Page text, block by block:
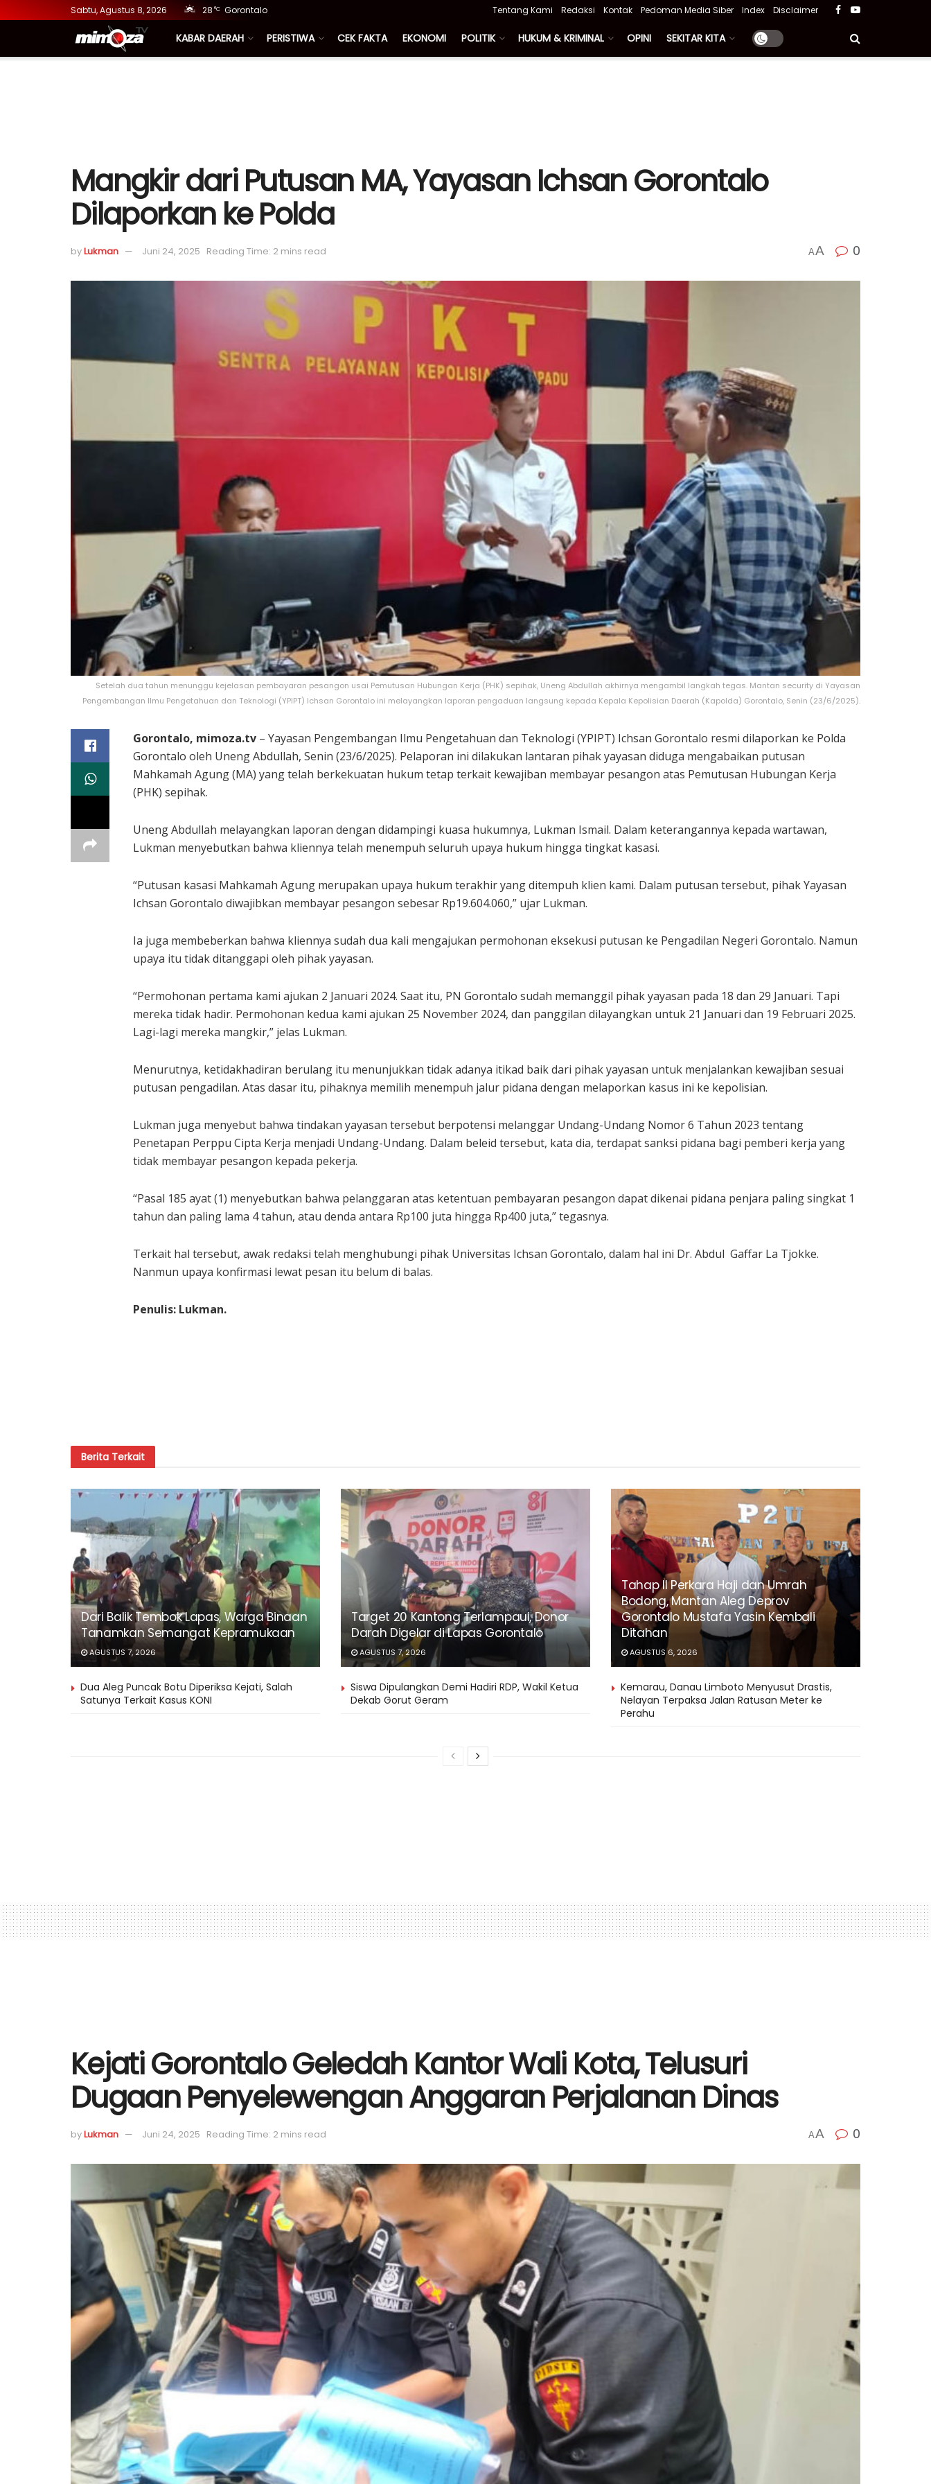
Sabtu, Agustus 8, 2026 28 °C Gorontalo Tentang Kami Redaksi Kontak Pedoman Media Siber Index Disclaimer
KABAR DAERAH PERISTIWA CEK FAKTA EKONOMI POLITIK HUKUM & KRIMINAL OPINI SEKITAR KITA
Mangkir dari Putusan MA, Yayasan Ichsan Gorontalo
Dilaporkan ke Polda
byLukman Juni 24, 2025 Reading Time: 2 mins read AA 0
Setelah dua tahun menunggu kejelasan pembayaran pesangon usai Pemutusan Hubungan Kerja (PHK) sepihak, Uneng Abdullah akhirnya mengambil langkah tegas. Mantan security di Yayasan
Pengembangan Ilmu Pengetahuan dan Teknologi (YPIPT) Ichsan Gorontalo ini melayangkan laporan pengaduan langsung kepada Kepala Kepolisian Daerah (Kapolda) Gorontalo, Senin (23/6/2025).
Gorontalo, mimoza.tv – Yayasan Pengembangan Ilmu Pengetahuan dan Teknologi (YPIPT) Ichsan Gorontalo resmi dilaporkan ke Polda
Gorontalo oleh Uneng Abdullah, Senin (23/6/2025). Pelaporan ini dilakukan lantaran pihak yayasan diduga mengabaikan putusan
Mahkamah Agung (MA) yang telah berkekuatan hukum tetap terkait kewajiban membayar pesangon atas Pemutusan Hubungan Kerja
(PHK) sepihak.
Uneng Abdullah melayangkan laporan dengan didampingi kuasa hukumnya, Lukman Ismail. Dalam keterangannya kepada wartawan,
Lukman menyebutkan bahwa kliennya telah menempuh seluruh upaya hukum hingga tingkat kasasi.
“Putusan kasasi Mahkamah Agung merupakan upaya hukum terakhir yang ditempuh klien kami. Dalam putusan tersebut, pihak Yayasan
Ichsan Gorontalo diwajibkan membayar pesangon sebesar Rp19.604.060,” ujar Lukman.
Ia juga membeberkan bahwa kliennya sudah dua kali mengajukan permohonan eksekusi putusan ke Pengadilan Negeri Gorontalo. Namun
upaya itu tidak ditanggapi oleh pihak yayasan.
“Permohonan pertama kami ajukan 2 Januari 2024. Saat itu, PN Gorontalo sudah memanggil pihak yayasan pada 18 dan 29 Januari. Tapi
mereka tidak hadir. Permohonan kedua kami ajukan 25 November 2024, dan panggilan dilayangkan untuk 21 Januari dan 19 Februari 2025.
Lagi-lagi mereka mangkir,” jelas Lukman.
Menurutnya, ketidakhadiran berulang itu menunjukkan tidak adanya itikad baik dari pihak yayasan untuk menjalankan kewajiban sesuai
putusan pengadilan. Atas dasar itu, pihaknya memilih menempuh jalur pidana dengan melaporkan kasus ini ke kepolisian.
Lukman juga menyebut bahwa tindakan yayasan tersebut berpotensi melanggar Undang-Undang Nomor 6 Tahun 2023 tentang
Penetapan Perppu Cipta Kerja menjadi Undang-Undang. Dalam beleid tersebut, kata dia, terdapat sanksi pidana bagi pemberi kerja yang
tidak membayar pesangon kepada pekerja.
“Pasal 185 ayat (1) menyebutkan bahwa pelanggaran atas ketentuan pembayaran pesangon dapat dikenai pidana penjara paling singkat 1
tahun dan paling lama 4 tahun, atau denda antara Rp100 juta hingga Rp400 juta,” tegasnya.
Terkait hal tersebut, awak redaksi telah menghubungi pihak Universitas Ichsan Gorontalo, dalam hal ini Dr. Abdul Gaffar La Tjokke.
Nanmun upaya konfirmasi lewat pesan itu belum di balas.
Penulis: Lukman.
Berita Terkait
Dari Balik Tembok Lapas, Warga Binaan
Tanamkan Semangat Kepramukaan
AGUSTUS 7, 2026
Target 20 Kantong Terlampaui, Donor
Darah Digelar di Lapas Gorontalo
AGUSTUS 7, 2026
Tahap II Perkara Haji dan Umrah
Bodong, Mantan Aleg Deprov
Gorontalo Mustafa Yasin Kembali
Ditahan
AGUSTUS 6, 2026
Dua Aleg Puncak Botu Diperiksa Kejati, Salah
Satunya Terkait Kasus KONI
Siswa Dipulangkan Demi Hadiri RDP, Wakil Ketua
Dekab Gorut Geram
Kemarau, Danau Limboto Menyusut Drastis,
Nelayan Terpaksa Jalan Ratusan Meter ke
Perahu
Kejati Gorontalo Geledah Kantor Wali Kota, Telusuri
Dugaan Penyelewengan Anggaran Perjalanan Dinas
byLukman Juni 24, 2025 Reading Time: 2 mins read AA 0